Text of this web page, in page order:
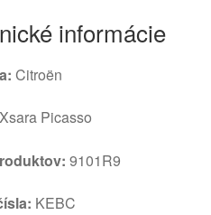
informácie
Citroën
Xsara Picasso
9101R9
KEBC